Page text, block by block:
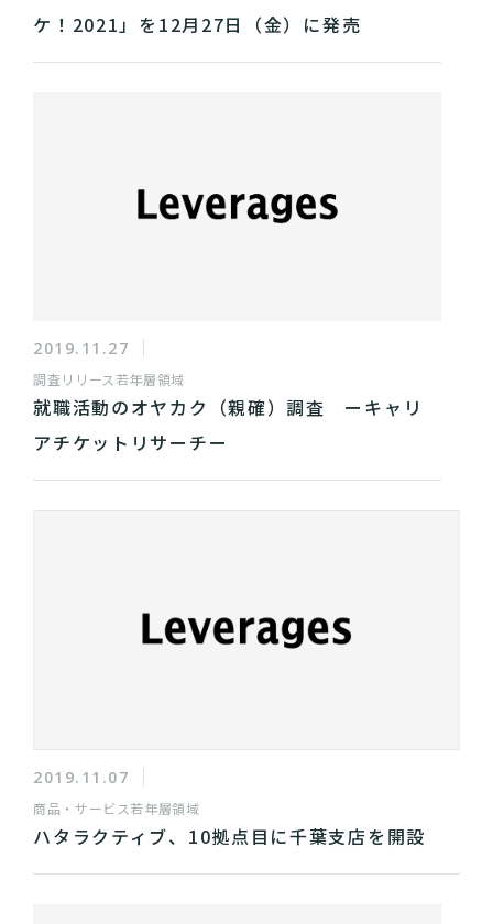
ケ！2021」を12月27日（金）に発売
2019.11.27
調査リリース 若年層領域
就職活動のオヤカク（親確）調査 ーキャリ
アチケットリサーチー
2019.11.07
商品・サービス若年層領域
ハタラクティブ、10拠点目に千葉支店を開設